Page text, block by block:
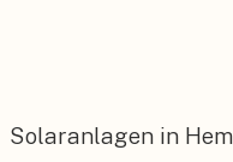
Solaranlagen in